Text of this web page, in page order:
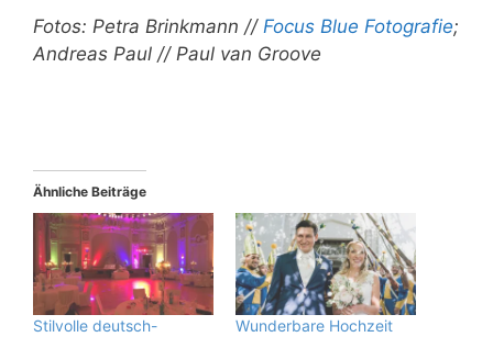
Fotos: Petra Brinkmann // Focus Blue Fotografie;
Andreas Paul // Paul van Groove
Ähnliche Beiträge
Stilvolle deutsch-
Wunderbare Hochzeit